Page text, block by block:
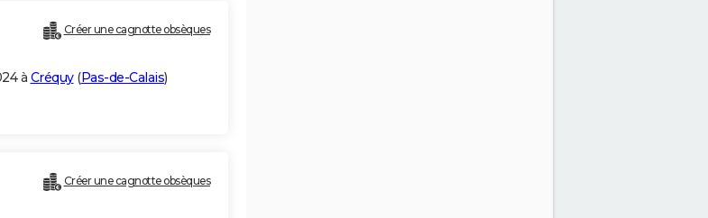
Créer une cagnotte obsèques
à Créquy(Pas-de-Calais)
Créer une cagnotte obsèques